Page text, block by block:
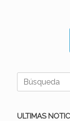
Buscar:
ULTIMAS